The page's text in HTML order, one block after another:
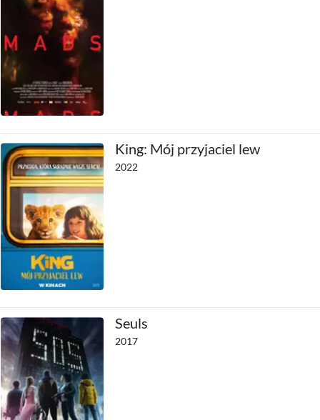
King: Mój przyjaciel lew
2022
Seuls
2017